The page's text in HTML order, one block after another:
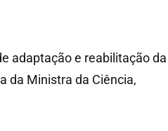
adaptação e reabilitação da
da Ministra da Ciência,